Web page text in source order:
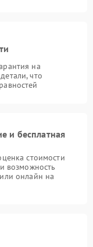
на
что
и бесплатная
стоимости
возможность
онлайн на